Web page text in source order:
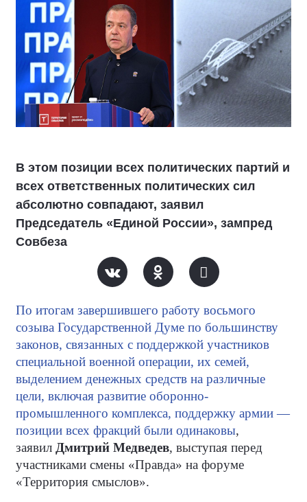
В этом позиции всех политических партий и
всех ответственных политических сил
абсолютно совпадают, заявил
Председатель «Единой России», зампред
Совбеза
По итогам завершившего работу восьмого
созыва Государственной Думе по большинству
законов, связанных с поддержкой участников
специальной военной операции, их семей,
выделением денежных средств на различные
цели, включая развитие оборонно-
промышленного комплекса, поддержку армии —
позиции всех фракций были одинаковы,
заявил Дмитрий Медведев, выступая перед
участниками смены «Правда» на форуме
«Территория смыслов».